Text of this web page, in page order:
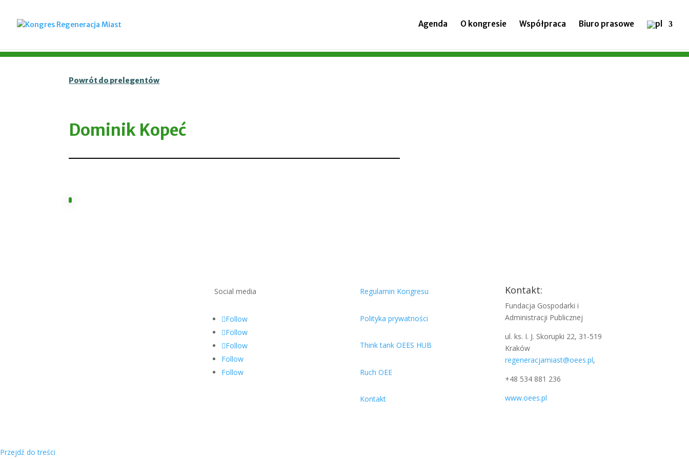
Agenda O kongresie Współpraca Biuro prasowe
Powrót do prelegentów
Dominik Kopeć
Social media
Follow
Follow
Follow
Follow
Follow
Regulamin Kongresu
Polityka prywatności
Think tank OEES HUB
Ruch OEE
Kontakt
Kontakt:
Fundacja Gospodarki i
Administracji Publicznej
ul. ks. I. J. Skorupki 22, 31-519
Kraków
regeneracjamiast@oees.pl,
+48 534 881 236
www.oees.pl
Przejdź do treści